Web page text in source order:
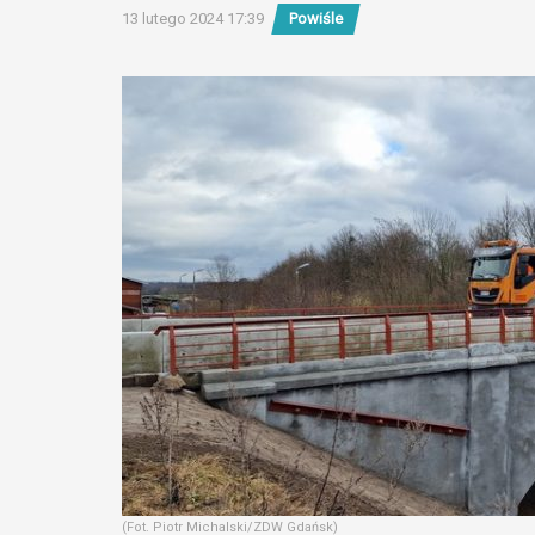
13 lutego 2024 17:39 Powiśle
(Fot. Piotr Michalski/ZDW Gdańsk)